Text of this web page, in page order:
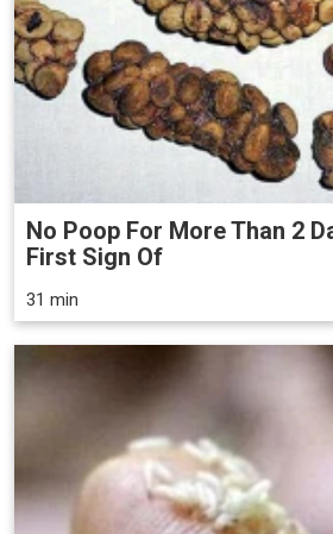
No Poop For More Than 2
First Sign Of
31 min